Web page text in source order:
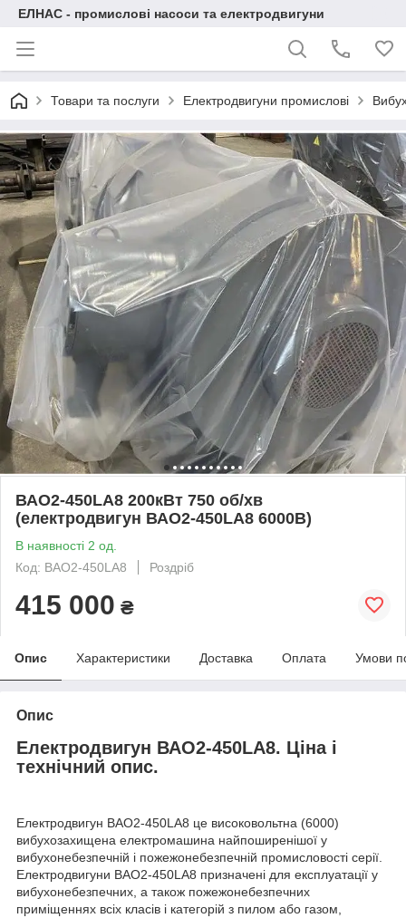
ЕЛНАС - промислові насоси та електродвигуни
Товари та послуги Електродвигуни промислові
ВАО2-450LA8 200кВт 750 об/хв
(електродвигун ВАО2-450LA8 6000В)
В наявності 2 од.
Код: ВАО2-450LA8
Роздріб
415 000 ₴
Опис Характеристики Доставка Оплата Умови
Опис
Електродвигун ВАО2-450LA8. Ціна і
технічний опис.
Електродвигун ВАО2-450LA8 це високовольтна (6000)
вибухозахищена електромашина найпоширенішої у
вибухонебезпечній і пожежонебезпечній промисловості серії.
Електродвигуни ВАО2-450LA8 призначені для експлуатації у
вибухонебезпечних, а також пожежонебезпечних
приміщеннях всіх класів і категорій з пилом або газом,